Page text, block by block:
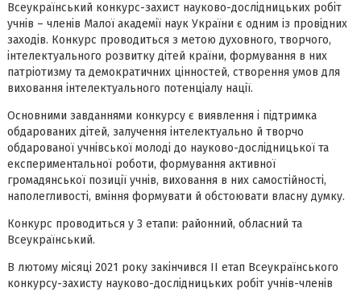
Всеукраїнський конкурс-захист науково-дослідницьких робіт
учнів – членів Малої академії наук України є одним із провідних
заходів. Конкурс проводиться з метою духовного, творчого,
інтелектуального розвитку дітей країни, формування в них
патріотизму та демократичних цінностей, створення умов для
виховання інтелектуального потенціалу нації.
Основними завданнями конкурсу є виявлення і підтримка
обдарованих дітей, залучення інтелектуально й творчо
обдарованої учнівської молоді до науково-дослідницької та
експериментальної роботи, формування активної
громадянської позиції учнів, виховання в них самостійності,
наполегливості, вміння формувати й обстоювати власну думку.
Конкурс проводиться у 3 етапи: районний, обласний та
Всеукраїнський.
В лютому місяці 2021 року закінчився ІІ етап Всеукраїнського
конкурсу-захисту науково-дослідницьких робіт учнів-членів